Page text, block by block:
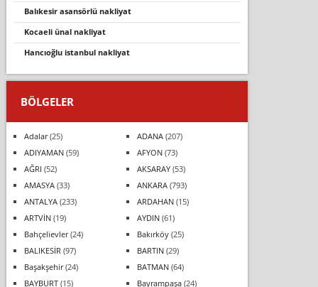
balıkesir asansörlü nakliyat
kocaeli ünal nakliyat
hancioğlu i̇stanbul nakli̇yat
BÖLGELER
Adalar(25) ADANA(207)
ADIYAMAN(59) AFYON(73)
AĞRI (52) AKSARAY(53)
AMASYA(33) ANKARA(793)
ANTALYA(233) ARDAHAN(15)
ARTVİN(19) AYDIN(61)
Bahçelievler(24) Bakırköy(25)
BALIKESİR (97) BARTIN(29)
Başakşehir(24) BATMAN(64)
BAYBURT(15) Bayrampaşa(24)